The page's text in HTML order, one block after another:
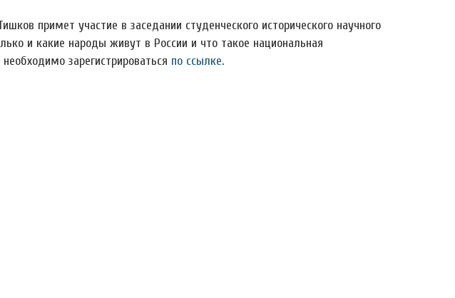
примет участие в заседании студенческого исторического научного
и какие народы живут в России и что такое национальная
зарегистрироваться по ссылке.